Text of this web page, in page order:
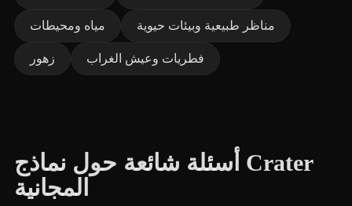
مياه ومحيطات مناظر طبيعية وبيئات حيوية
زهور فطريات وعيش الغراب
أسئلة شائعة حول نماذج Crater
المجانية